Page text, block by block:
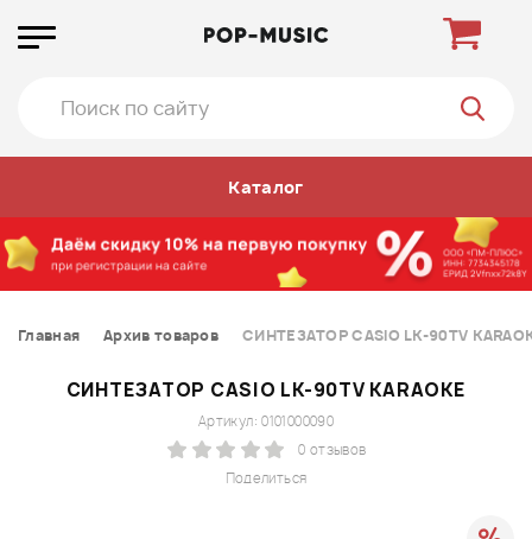
Каталог
Главная Архив товаров СИНТЕЗАТОР CASIO LK-90TV
СИНТЕЗАТОР CASIO LK-90TV KARAOKE
Поделиться
Артикул: 0101000090
0 отзывов